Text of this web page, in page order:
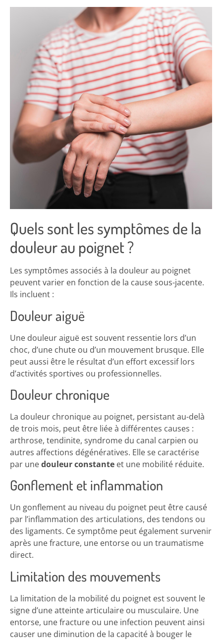
Quels sont les symptômes de la
douleur au poignet ?
Les symptômes associés à la douleur au poignet
peuvent varier en fonction de la cause sous-jacente.
Ils incluent :
Douleur aiguë
Une douleur aiguë est souvent ressentie lors d’un
choc, d’une chute ou d’un mouvement brusque. Elle
peut aussi être le résultat d’un effort excessif lors
d’activités sportives ou professionnelles.
Douleur chronique
La douleur chronique au poignet, persistant au-delà
de trois mois, peut être liée à différentes causes :
arthrose, tendinite, syndrome du canal carpien ou
autres affections dégénératives. Elle se caractérise
par unedouleur constante et une mobilité réduite.
Gonflement et inflammation
Un gonflement au niveau du poignet peut être causé
par l’inflammation des articulations, des tendons ou
des ligaments. Ce symptôme peut également survenir
après une fracture, une entorse ou un traumatisme
direct.
Limitation des mouvements
La limitation de la mobilité du poignet est souvent le
signe d’une atteinte articulaire ou musculaire. Une
entorse, une fracture ou une infection peuvent ainsi
causer une diminution de la capacité à bouger le